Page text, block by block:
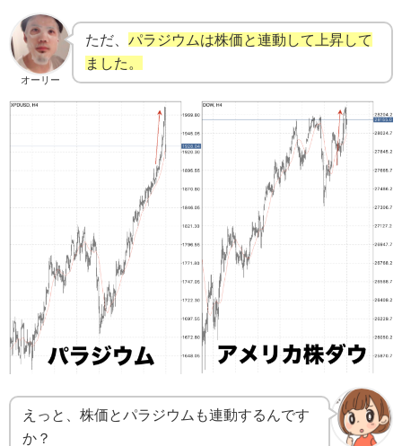
オーリー
ただ、 パラジウムは株価と連動して上昇して
ました。
えっと、株価とパラジウムも連動するんです
か？